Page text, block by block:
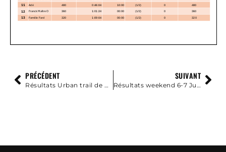
PRÉCÉDENT
Résultats Urban trail de Granville Juin 2025
SUIVANT
Résultats weekend 6-7 Juillet 2025